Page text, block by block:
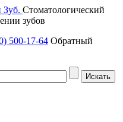
Стоматологический
зубов
500-17-64 Обратный